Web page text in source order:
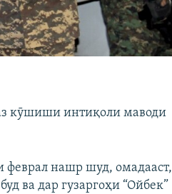
кӯшиши интиқоли маводи
феврал нашр шуд, омадааст,
ва дар гузаргоҳи “Ойбек”